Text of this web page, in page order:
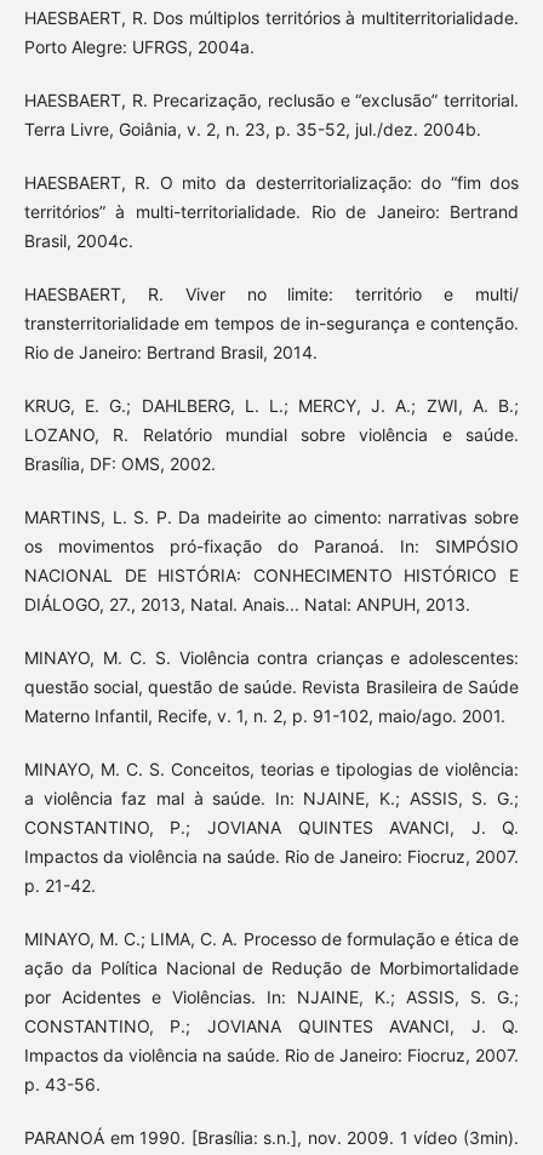
HAESBAERT, R. Dos múltiplos territórios à multiterritorialidade.
Porto Alegre: UFRGS, 2004a.
HAESBAERT, R. Precarização, reclusão e “exclusão” territorial.
Terra Livre, Goiânia, v. 2, n. 23, p. 35-52, jul./dez. 2004b.
HAESBAERT, R. O mito da desterritorialização: do “fim dos
territórios” à multi-territorialidade. Rio de Janeiro: Bertrand
Brasil, 2004c.
HAESBAERT, R. Viver no limite: território e multi/
transterritorialidade em tempos de in-segurança e contenção.
Rio de Janeiro: Bertrand Brasil, 2014.
KRUG, E. G.; DAHLBERG, L. L.; MERCY, J. A.; ZWI, A. B.;
LOZANO, R. Relatório mundial sobre violência e saúde.
Brasília, DF: OMS, 2002.
MARTINS, L. S. P. Da madeirite ao cimento: narrativas sobre
os movimentos pró-fixação do Paranoá. In: SIMPÓSIO
NACIONAL DE HISTÓRIA: CONHECIMENTO HISTÓRICO E
DIÁLOGO, 27., 2013, Natal. Anais... Natal: ANPUH, 2013.
MINAYO, M. C. S. Violência contra crianças e adolescentes:
questão social, questão de saúde. Revista Brasileira de Saúde
Materno Infantil, Recife, v. 1, n. 2, p. 91-102, maio/ago. 2001.
MINAYO, M. C. S. Conceitos, teorias e tipologias de violência:
a violência faz mal à saúde. In: NJAINE, K.; ASSIS, S. G.;
CONSTANTINO, P.; JOVIANA QUINTES AVANCI, J. Q.
Impactos da violência na saúde. Rio de Janeiro: Fiocruz, 2007.
p. 21-42.
MINAYO, M. C.; LIMA, C. A. Processo de formulação e ética de
ação da Política Nacional de Redução de Morbimortalidade
por Acidentes e Violências. In: NJAINE, K.; ASSIS, S. G.;
CONSTANTINO, P.; JOVIANA QUINTES AVANCI, J. Q.
Impactos da violência na saúde. Rio de Janeiro: Fiocruz, 2007.
p. 43-56.
PARANOÁ em 1990. [Brasília: s.n.], nov. 2009. 1 vídeo (3min).